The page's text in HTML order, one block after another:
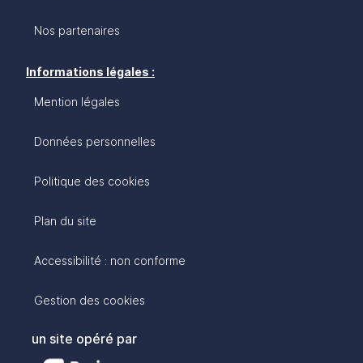
Nos partenaires
Informations légales :
Mention légales
Données personnelles
Politique des cookies
Plan du site
Accessibilité : non conforme
Gestion des cookies
un site opéré par